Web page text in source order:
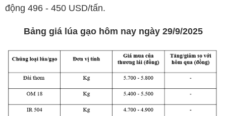
động 496 - 450 USD/tấn.
Bảng giá lúa gạo hôm nay ngày 29/9/2025